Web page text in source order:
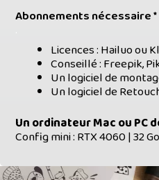
Abonnements nécessaire *
.
Licences : Hailuo ou
Conseillé : Freepik,
Un logiciel de
Un logiciel de
Un ordinateur Mac ou PC
Config mini : RTX 4060 | 32